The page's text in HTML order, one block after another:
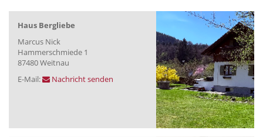
Haus Bergliebe
Marcus Nick
Hammerschmiede 1
87480 Weitnau
E-Mail:
Nachricht senden